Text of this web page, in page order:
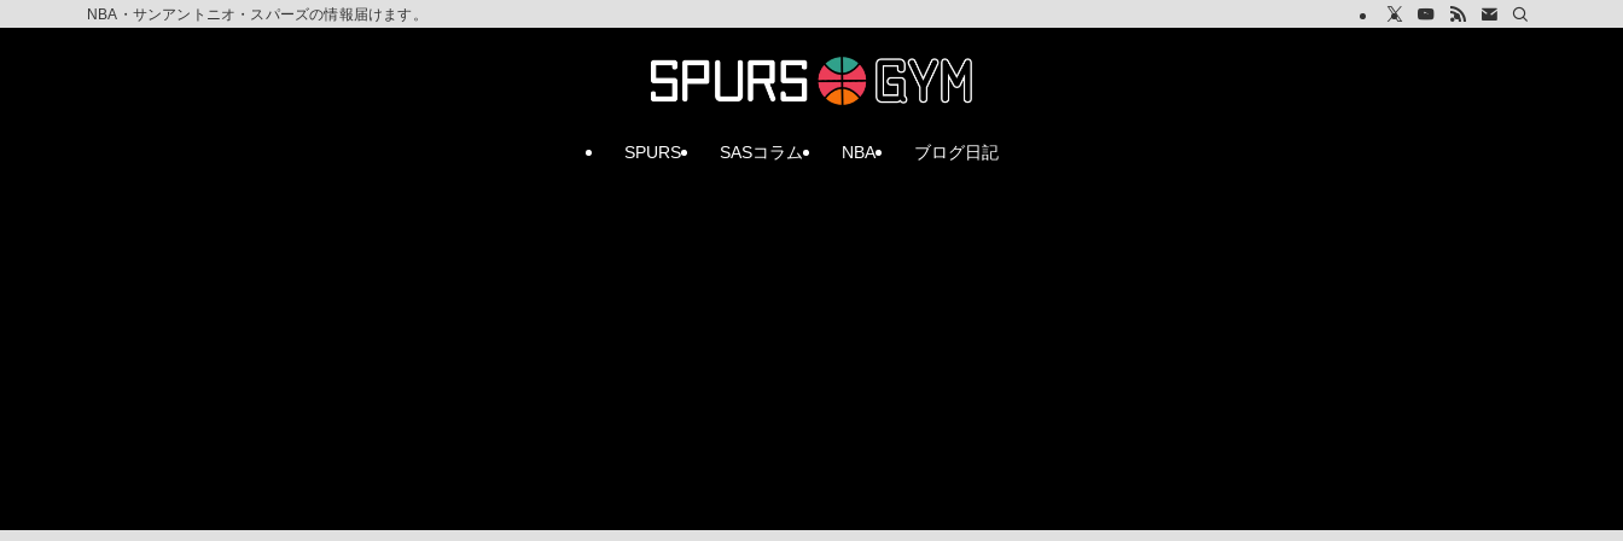
NBA・サンアントニオ・スパーズの情報届けます。
SPURS SASコラム NBA ブログ日記